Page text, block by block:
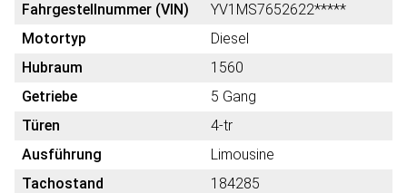
Fahrgestellnummer (VIN)
YV1MS7652622*****
Motortyp
Diesel
Hubraum
1560
Getriebe
5 Gang
Türen
4-tr
Ausführung
Limousine
Tachostand
184285